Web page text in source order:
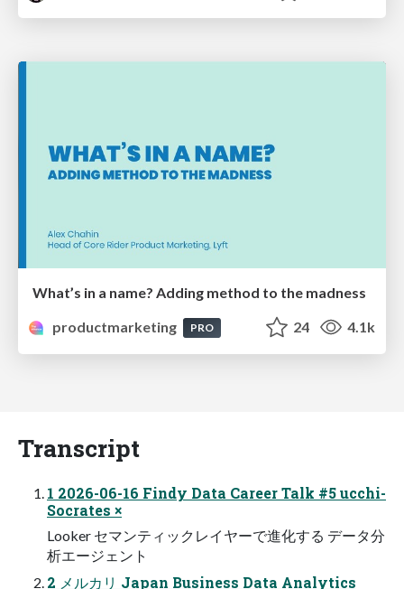
What’s in a name? Adding method to the madness
productmarketing
PRO 24 4.1k
Transcript
1 2026-06-16 Findy Data Career Talk #5 ucchi-
Socrates ×
Looker セマンティックレイヤーで進化する データ分
析エージェント
2 メルカリ Japan Business Data Analytics